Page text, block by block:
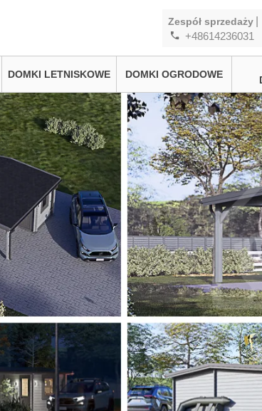
Zespół sprzedaży
+48614236031
DOMKI LETNISKOWE DOMKI OGRODOWE